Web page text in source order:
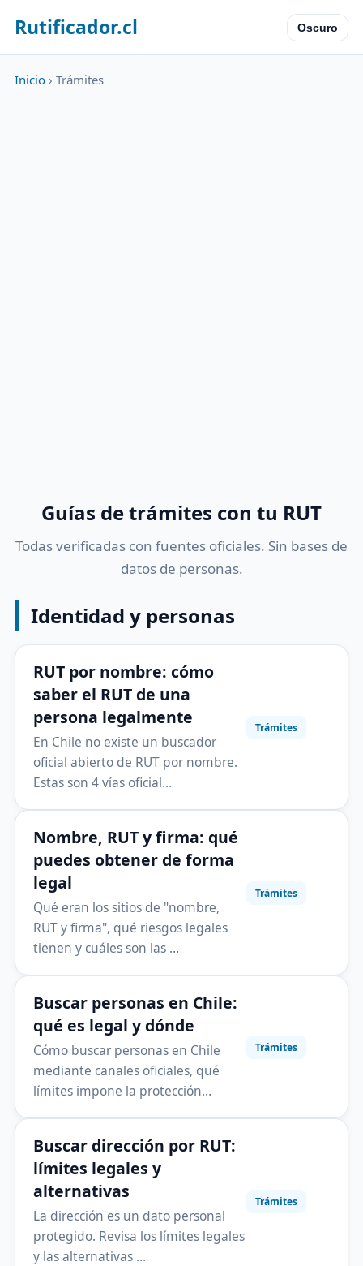
Rutificador.cl Oscuro
Inicio › Trámites
Guías de trámites con tu RUT
Todas verificadas con fuentes oficiales. Sin bases de
datos de personas.
Identidad y personas
RUT por nombre: cómo
saber el RUT de una
persona legalmente
En Chile no existe un buscador
oficial abierto de RUT por nombre.
Estas son 4 vías oficial…
Trámites
Nombre, RUT y firma: qué
puedes obtener de forma
legal
Qué eran los sitios de "nombre,
RUT y firma", qué riesgos legales
tienen y cuáles son las …
Trámites
Buscar personas en Chile:
qué es legal y dónde
Cómo buscar personas en Chile
mediante canales oficiales, qué
límites impone la protección…
Trámites
Buscar dirección por RUT:
límites legales y
alternativas
La dirección es un dato personal
protegido. Revisa los límites legales
y las alternativas …
Trámites